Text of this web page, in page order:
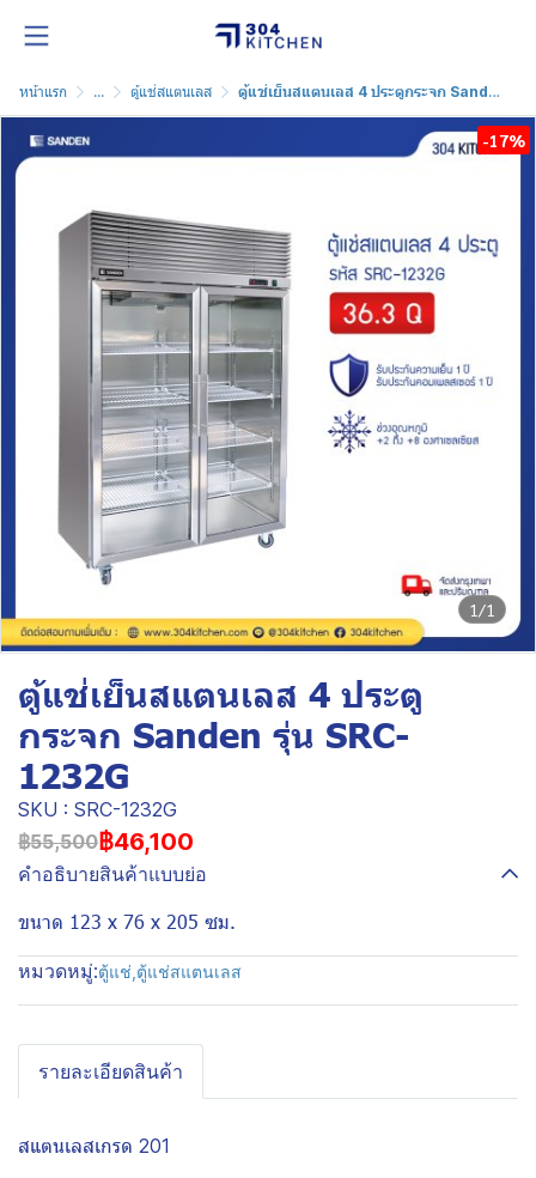
หน้าแรก ... ตู้แช่สแตนเลส ตู้แช่เย็นสแตนเลส 4 ประตูกระจก Sanden รุ่น SRC-1232G
1/1
-17%
ตู้แช่เย็นสแตนเลส 4 ประตู
กระจก Sanden รุ่น SRC-
1232G
SKU : SRC-1232G
฿55,500฿46,100
คำอธิบายสินค้าแบบย่อ
ขนาด 123 x 76 x 205 ซม.
หมวดหมู่:ตู้แช่ ตู้แช่สแตนเลส
รายละเอียดสินค้า
สแตนเลสเกรด 201